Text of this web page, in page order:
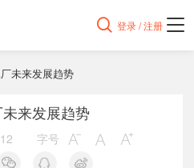
 登录 / 注册
未来发展趋势
来发展趋势
字号   